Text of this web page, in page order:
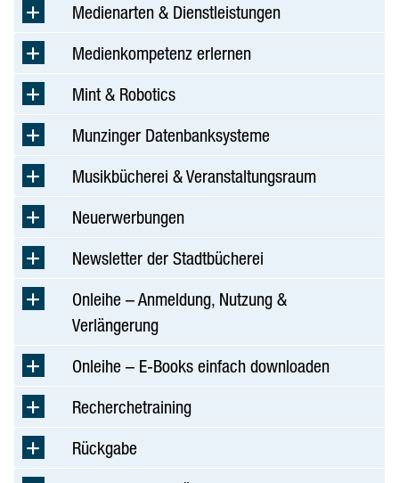
Medienarten & Dienstleistungen
Medienkompetenz erlernen
Mint & Robotics
Munzinger Datenbanksysteme
Musikbücherei & Veranstaltungsraum
Neuerwerbungen
Newsletter der Stadtbücherei
Onleihe – Anmeldung, Nutzung &
Verlängerung
Onleihe – E-Books einfach downloaden
Recherchetraining
Rückgabe